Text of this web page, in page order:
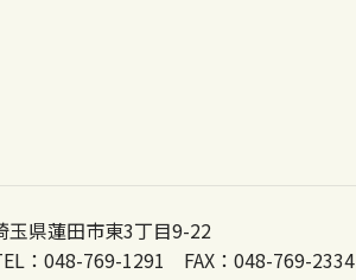
玉県蓮田市東3丁目9-22
：048-769-1291 FAX：048-769-2334